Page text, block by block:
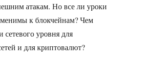
атакам. Но все ли уроки
к блокчейнам? Чем
сетевого уровня для
и для криптовалют?